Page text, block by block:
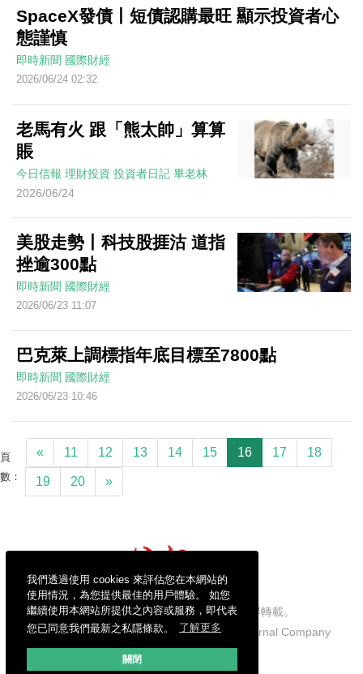
我們透過使用 cookies 來評估您在本網站的
使用情況，為您提供最佳的用戶體驗。 如您
繼續使用本網站所提供之內容或服務，即代表
您已同意我們最新之私隱條款。
了解更多
關閉
SpaceX發債丨短債認購最旺 顯示投資者心
態謹慎
即時新聞 國際財經
2026/06/24 02:32
老馬有火 跟「熊太帥」算算
賬
今日信報 理財投資 投資者日記 畢老林
2026/06/24
美股走勢丨科技股捱沽 道指
挫逾300點
即時新聞 國際財經
2026/06/23 11:07
巴克萊上調標指年底目標至7800點
即時新聞 國際財經
2026/06/23 10:46
頁
數：
« 11 12 13 14 15 16 17 18
19 20 »
信報財經新聞有限公司版權所有，不得轉載。
Copyright © 2026 Hong Kong Economic Journal Company
Limited. All rights reserved.